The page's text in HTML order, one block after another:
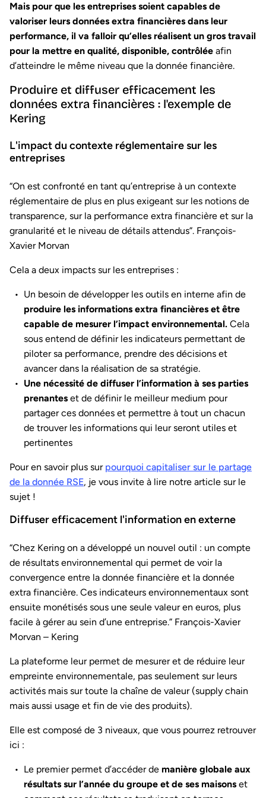
Mais pour que les entreprises soient capables de
valoriser leurs données extra financières dans leur
performance, il va falloir qu’elles réalisent un gros travail
pour la mettre en qualité, disponible, contrôlée afin
d’atteindre le même niveau que la donnée financière.
Produire et diffuser efficacement les
données extra financières : l'exemple de
Kering
L'impact du contexte réglementaire sur les
entreprises
“On est confronté en tant qu’entreprise à un contexte
réglementaire de plus en plus exigeant sur les notions de
transparence, sur la performance extra financière et sur la
granularité et le niveau de détails attendus”. François-
Xavier Morvan
Cela a deux impacts sur les entreprises :
Un besoin de développer les outils en interne afin de
produire les informations extra financières et être
capable de mesurer l’impact environnemental. Cela
sous entend de définir les indicateurs permettant de
piloter sa performance, prendre des décisions et
avancer dans la réalisation de sa stratégie.
Une nécessité de diffuser l’information à ses parties
prenantes et de définir le meilleur medium pour
partager ces données et permettre à tout un chacun
de trouver les informations qui leur seront utiles et
pertinentes
Pour en savoir plus sur pourquoi capitaliser sur le partage
de la donnée RSE, je vous invite à lire notre article sur le
sujet !
Diffuser efficacement l'information en externe
“Chez Kering on a développé un nouvel outil : un compte
de résultats environnemental qui permet de voir la
convergence entre la donnée financière et la donnée
extra financière. Ces indicateurs environnementaux sont
ensuite monétisés sous une seule valeur en euros, plus
facile à gérer au sein d’une entreprise.” François-Xavier
Morvan – Kering
La plateforme leur permet de mesurer et de réduire leur
empreinte environnementale, pas seulement sur leurs
activités mais sur toute la chaîne de valeur (supply chain
mais aussi usage et fin de vie des produits).
Elle est composé de 3 niveaux, que vous pourrez retrouver
ici :
Le premier permet d’accéder de manière globale aux
résultats sur l’année du groupe et de ses maisons et